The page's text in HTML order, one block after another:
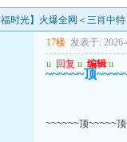
时光】火爆全网＜三肖中特
17楼 发表于:
u 回复 u 编辑 u
~~~~~~顶
~~~~~~顶~~~~~